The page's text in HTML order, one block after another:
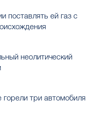
поставлять ей газ с
неолитический
три автомобиля